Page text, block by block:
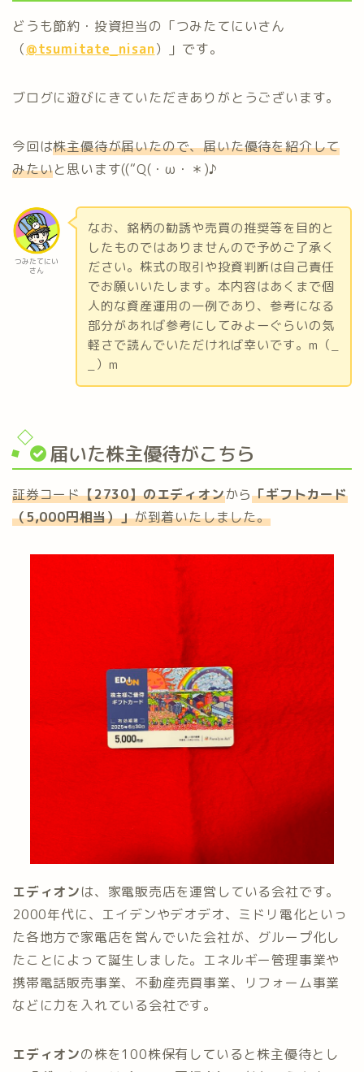
どうも節約・投資担当の「つみたてにいさん
（@tsumitate_nisan）」です。
ブログに遊びにきていただきありがとうございます。
今回は株主優待が届いたので、届いた優待を紹介して
みたいと思います((“Q(・ω・＊)♪
つみたてにい
さん
なお、銘柄の勧誘や売買の推奨等を目的と
したものではありませんので予めご了承く
ださい。株式の取引や投資判断は自己責任
でお願いいたします。本内容はあくまで個
人的な資産運用の一例であり、参考になる
部分があれば参考にしてみよーぐらいの気
軽さで読んでいただければ幸いです。m（_
_）m
届いた株主優待がこちら
証券コード【2730】のエディオンから「ギフトカード
（5,000円相当）」が到着いたしました。
エディオンは、家電販売店を運営している会社です。
2000年代に、エイデンやデオデオ、ミドリ電化といっ
た各地方で家電店を営んでいた会社が、グループ化し
たことによって誕生しました。エネルギー管理事業や
携帯電話販売事業、不動産売買事業、リフォーム事業
などに力を入れている会社です。
エディオンの株を100株保有していると株主優待とし